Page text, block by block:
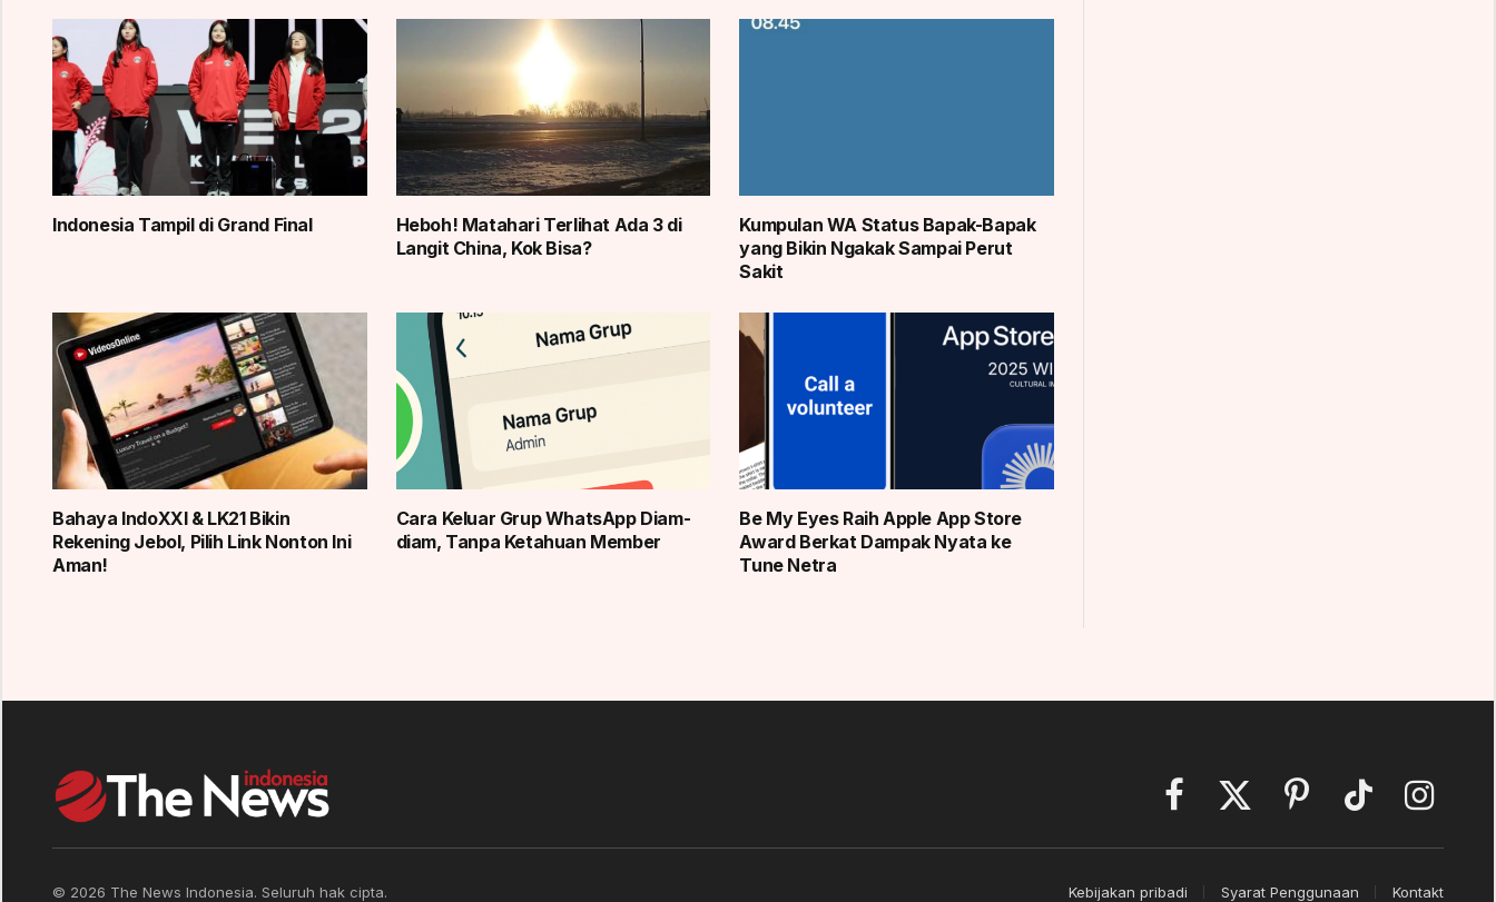
Indonesia Tampil di Grand Final
Heboh! Matahari Terlihat Ada 3 di
Langit China, Kok Bisa?
Kumpulan WA Status Bapak-Bapak
yang Bikin Ngakak Sampai Perut
Sakit
Bahaya IndoXXI & LK21 Bikin
Rekening Jebol, Pilih Link Nonton Ini
Aman!
Cara Keluar Grup WhatsApp Diam-
diam, Tanpa Ketahuan Member
Be My Eyes Raih Apple App Store
Award Berkat Dampak Nyata ke
Tune Netra
Facebook
X
PinterestTikTok Instagram
© 2026 The News Indonesia. Seluruh hak cipta. Kebijakan pribadi Syarat Penggunaan Kontakt